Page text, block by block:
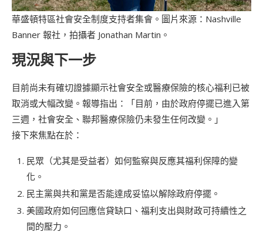
華盛頓特區社會安全制度支持者集會。圖片來源：Nashville
Banner 報社，拍攝者 Jonathan Martin。
現況與下一步
目前尚未有確切證據顯示社會安全或醫療保險的核心福利已被
取消或大幅改變。報導指出：「目前，由於政府停擺已進入第
三週，社會安全、聯邦醫療保險仍未發生任何改變。」
接下來焦點在於：
民眾（尤其是受益者）如何監察與反應其福利保障的變
化。
民主黨與共和黨是否能達成妥協以解除政府停擺。
美國政府如何回應信貸缺口、福利支出與財政可持續性之
間的壓力。